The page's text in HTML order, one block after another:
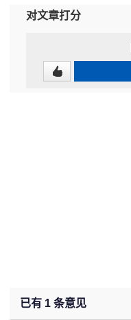
对文章打分
已有 1 条意见